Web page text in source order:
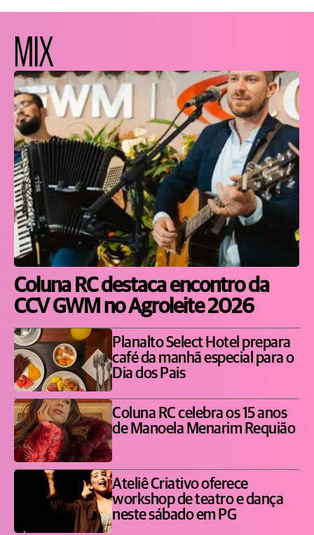
MIX
Coluna RC destaca encontro da
CCV GWM no Agroleite 2026
Planalto Select Hotel prepara
café da manhã especial para o
Dia dos Pais
Coluna RC celebra os 15 anos
de Manoela Menarim Requião
Ateliê Criativo oferece
workshop de teatro e dança
neste sábado em PG